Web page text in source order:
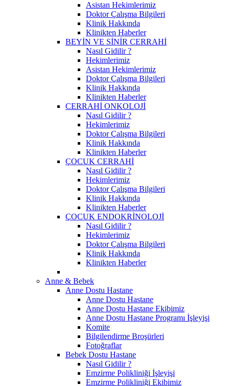
Asistan Hekimlerimiz
Doktor Çalışma Bilgileri
Klinik Hakkında
Klinikten Haberler
BEYİN VE SİNİR CERRAHİ
Nasıl Gidilir ?
Hekimlerimiz
Asistan Hekimlerimiz
Doktor Çalışma Bilgileri
Klinik Hakkında
Klinikten Haberler
CERRAHİ ONKOLOJİ
Nasıl Gidilir ?
Hekimlerimiz
Doktor Çalışma Bilgileri
Klinik Hakkında
Klinikten Haberler
ÇOCUK CERRAHİ
Nasıl Gidilir ?
Hekimlerimiz
Doktor Çalışma Bilgileri
Klinik Hakkında
Klinikten Haberler
ÇOCUK ENDOKRİNOLOJİ
Nasıl Gidilir ?
Hekimlerimiz
Doktor Çalışma Bilgileri
Klinik Hakkında
Klinikten Haberler
Anne & Bebek
Anne Dostu Hastane
Anne Dostu Hastane
Anne Dostu Hastane Ekibimiz
Anne Dostu Hastane Programı İşleyişi
Komite
Bilgilendirme Broşürleri
Fotoğraflar
Bebek Dostu Hastane
Nasıl Gidilir ?
Emzirme Polikliniği İşleyişi
Emzirme Polikliniği Ekibimiz